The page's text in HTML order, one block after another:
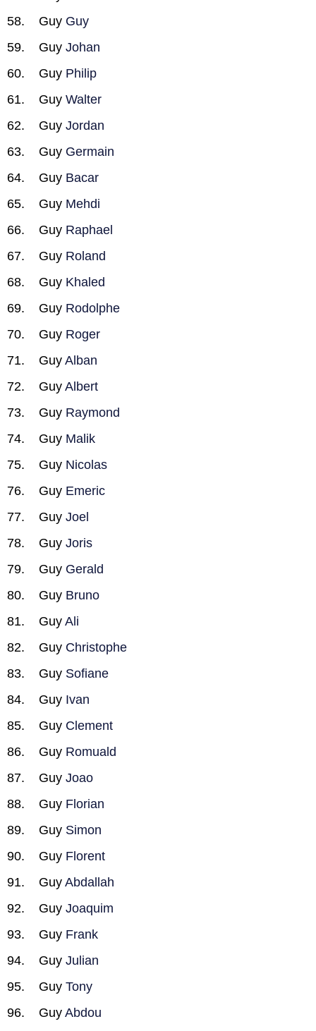
Guy Guy
Guy Johan
Guy Philip
Guy Walter
Guy Jordan
Guy Germain
Guy Bacar
Guy Mehdi
Guy Raphael
Guy Roland
Guy Khaled
Guy Rodolphe
Guy Roger
Guy Alban
Guy Albert
Guy Raymond
Guy Malik
Guy Nicolas
Guy Emeric
Guy Joel
Guy Joris
Guy Gerald
Guy Bruno
Guy Ali
Guy Christophe
Guy Sofiane
Guy Ivan
Guy Clement
Guy Romuald
Guy Joao
Guy Florian
Guy Simon
Guy Florent
Guy Abdallah
Guy Joaquim
Guy Frank
Guy Julian
Guy Tony
Guy Abdou